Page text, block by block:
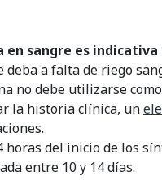
sangre es
deba a falta de riego
no debe utilizarse
la historia clínica, un
horas del inicio de los
entre 10 y 14 días.